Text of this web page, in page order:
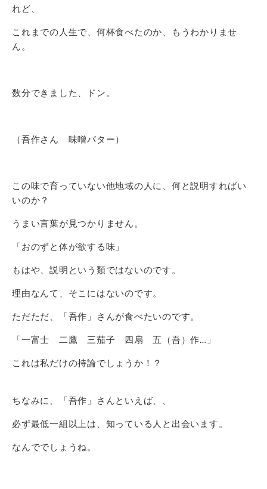
れど、
これまでの人生で、何杯食べたのか、もうわかりませ
ん。
数分できました、ドン。
（吾作さん 味噌バター）
この味で育っていない他地域の人に、何と説明すればい
いのか？
うまい言葉が見つかりません。
「おのずと体が欲する味」
もはや、説明という類ではないのです。
理由なんて、そこにはないのです。
ただただ、「吾作」さんが食べたいのです。
「一富士 二鷹 三茄子 四扇 五（吾）作…」
これは私だけの持論でしょうか！？
ちなみに、「吾作」さんといえば、、
必ず最低一組以上は、知っている人と出会います。
なんででしょうね。